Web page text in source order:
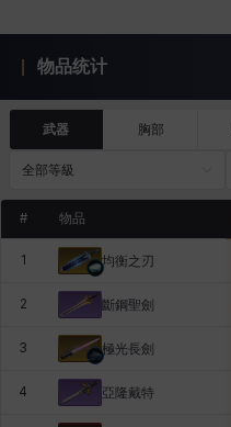
物品统计
武器 胸部
全部等級
# 物品
1 均衡之刃
2 斷鋼聖劍
3 極光長劍
4 亞隆戴特